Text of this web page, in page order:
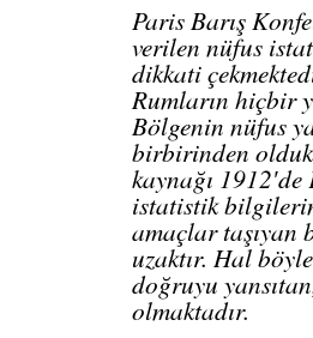
Paris Barış
verilen nüfus
dikkati
Rumların hiçbir
Bölgenin nüfus
birbirinden
kaynağı
istatistik
amaçlar taşıyan
uzaktır. Hal
doğruyu
olmaktadır.